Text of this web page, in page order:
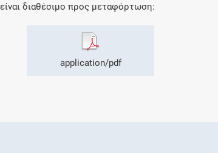
διαθέσιμο προς μεταφόρτωση:
application/pdf